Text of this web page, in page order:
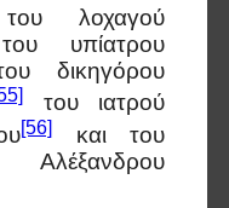
λοχαγού
υπίατρου
δικηγόρου
του ιατρού
[56]
και του